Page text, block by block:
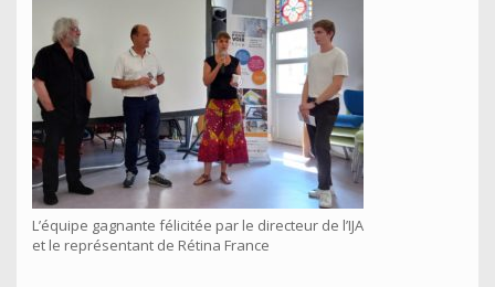
L’équipe gagnante félicitée par le directeur de l’IJA
et le représentant de Rétina France